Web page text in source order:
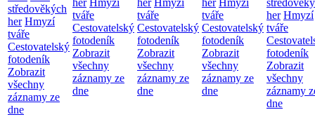
středověkých
her Hmyzí
tváře
Cestovatelský
fotodeník
Zobrazit
všechny
záznamy ze
dne
her Hmyzí
tváře
Cestovatelský
fotodeník
Zobrazit
všechny
záznamy ze
dne
her Hmyzí
tváře
Cestovatelský
fotodeník
Zobrazit
všechny
záznamy ze
dne
her Hmyzí
tváře
Cestovatelský
fotodeník
Zobrazit
všechny
záznamy ze
dne
her Hmyzí
tváře
fotodeník
Zobrazit
všechny
záznamy
dne